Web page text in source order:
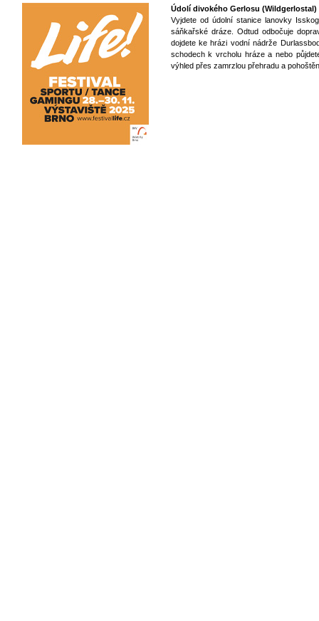
Údolí divokého Gerlosu (Wildgerlostal)
Vyjdete od údolní stanice lanovky
sáňkařské dráze. Odtud odbočuje
dojdete ke hrázi vodní nádrže
schodech k vrcholu hráze a nebo
výhled přes zamrzlou přehradu a